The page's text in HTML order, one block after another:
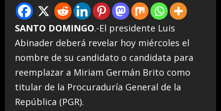
SANTO DOMINGO.-El presidente Luis
Abinader deberá revelar hoy miércoles el
nombre de su candidato o candidata para
reemplazar a Miriam Germán Brito como
titular de la Procuraduría General de la
República (PGR).